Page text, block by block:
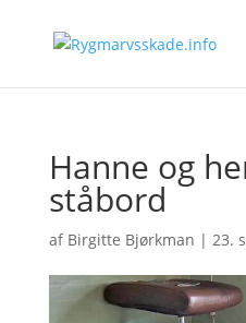
Hanne og
ståbord
af Birgitte Bjørkman | 23.